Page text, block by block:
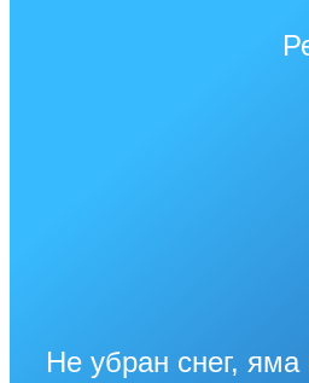
Не убран снег, яма